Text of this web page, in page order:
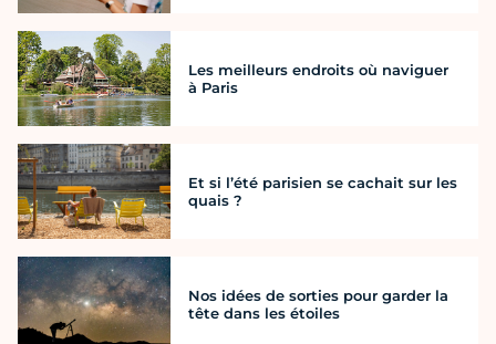
Les meilleurs endroits où naviguer
à Paris
Et si l’été parisien se cachait sur les
quais ?
Nos idées de sorties pour garder la
tête dans les étoiles